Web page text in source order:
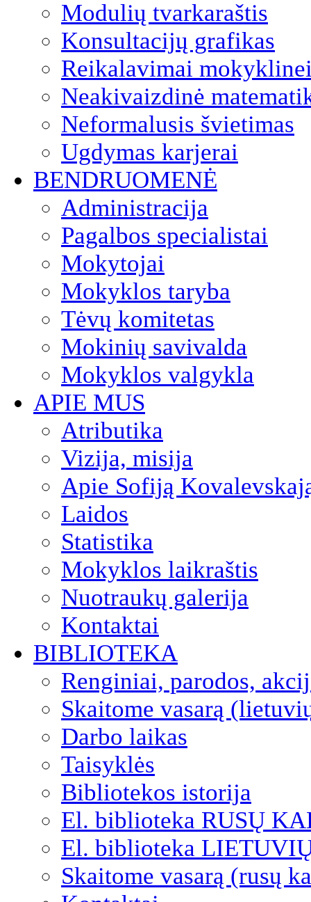
Modulių tvarkaraštis
Konsultacijų grafikas
Reikalavimai
Neakivaizdinė
Neformalusis švietimas
Ugdymas karjerai
BENDRUOMENĖ
Administracija
Pagalbos specialistai
Mokytojai
Mokyklos taryba
Tėvų komitetas
Mokinių savivalda
Mokyklos valgykla
APIE MUS
Atributika
Vizija, misija
Apie Sofiją
Laidos
Statistika
Mokyklos laikraštis
Nuotraukų galerija
Kontaktai
BIBLIOTEKA
Renginiai, parodos,
Skaitome vasarą
Darbo laikas
Taisyklės
Bibliotekos istorija
El. biblioteka RUSŲ
El. biblioteka
Skaitome vasarą (rusų